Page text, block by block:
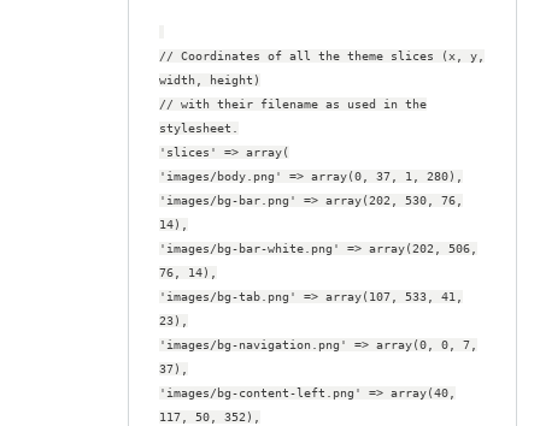
// Coordinates of all the theme slices (x, y,
width, height)
// with their filename as used in the
stylesheet.
'slices' => array(
'images/body.png' => array(0, 37, 1, 280),
'images/bg-bar.png' => array(202, 530, 76,
14),
'images/bg-bar-white.png' => array(202, 506,
76, 14),
'images/bg-tab.png' => array(107, 533, 41,
23),
'images/bg-navigation.png' => array(0, 0, 7,
37),
'images/bg-content-left.png' => array(40,
117, 50, 352),